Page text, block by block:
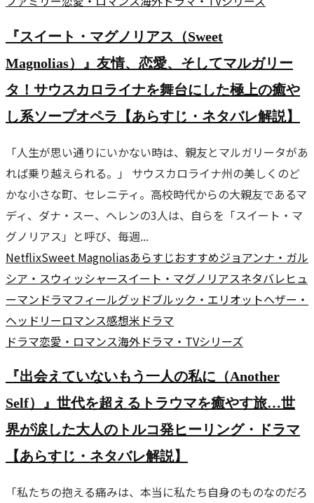
『スイート・マグノリアス（Sweet
Magnolias）』友情、恋愛、そしてマルガリー
タ！サウスカロライナを舞台にした極上の癒や
し系ソープオペラ【あらすじ・ネタバレ解説】
「人生が思い通りにいかない時は、親友とマルガリータがあ
れば乗り越えられる。」 サウスカロライナ州の美しくのど
かな小さな町、セレニティ。高校時代からの大親友であるマ
ディ、ダナ・スー、ヘレンの3人は、自らを「スイート・マ
グノリアス」と呼び、毎週...
NetflixSweet Magnoliasあらすじおすすめジョアンナ・ガル
シア・スウィッシャースイート・マグノリアスネタバレヒュ
ーマンドラマフィールグッドブルック・エリオットヘザー・
ヘッドリーロマンス感想米ドラマ
ドラマ恋愛・ロマンス海外ドラマ・TVシリーズ
『出会えていないもう一人の私に（Another
Self）』世代を超えるトラウマを癒やす旅…世
界が涙した大人のトルコ発ヒーリング・ドラマ
【あらすじ・ネタバレ解説】
「私たちの抱える痛みは、本当に私たち自身のものなのだろ